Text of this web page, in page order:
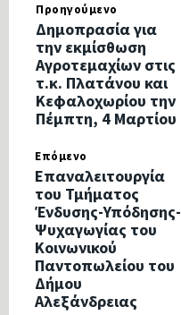
Προηγούμενο
Δημοπρασία για
την εκμίσθωση
Αγροτεμαχίων στις
τ.κ. Πλατάνου και
Κεφαλοχωρίου την
Πέμπτη, 4 Μαρτίου
Επόμενο
Επαναλειτουργία
του Τμήματος
Ένδυσης-Υπόδησης-
Ψυχαγωγίας του
Κοινωνικού
Παντοπωλείου του
Δήμου
Αλεξάνδρειας